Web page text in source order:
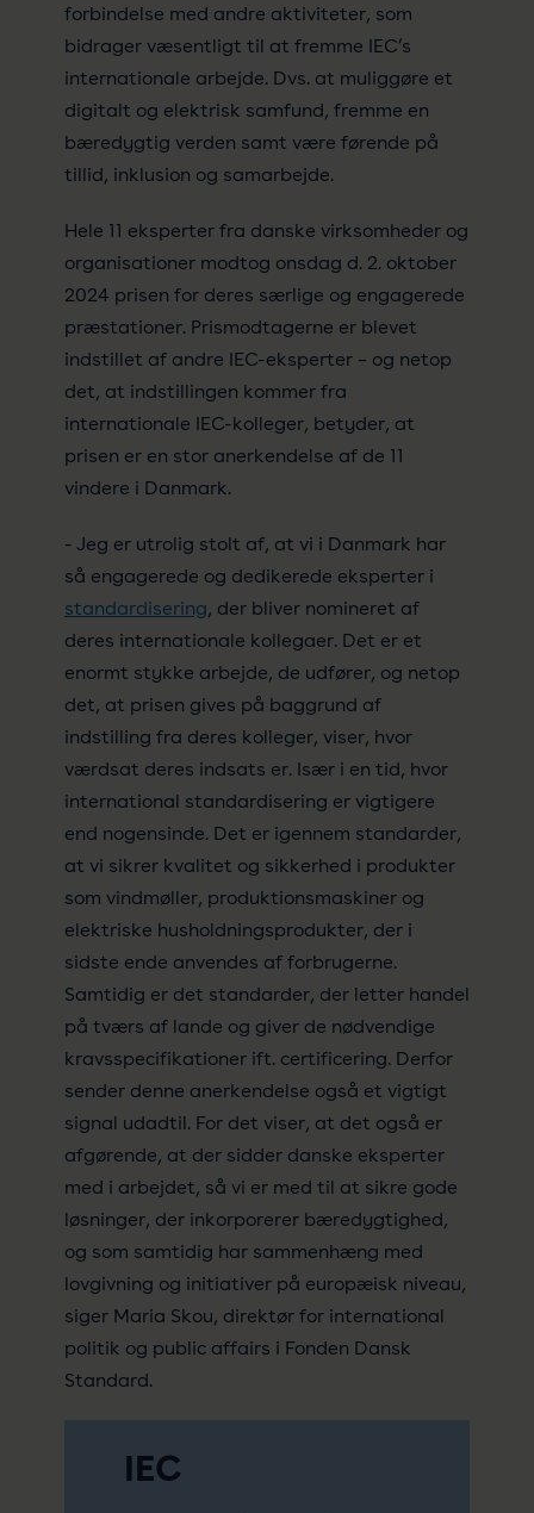
forbindelse med andre aktiviteter, som
bidrager væsentligt til at fremme IEC’s
internationale arbejde. Dvs. at muliggøre et
digitalt og elektrisk samfund, fremme en
bæredygtig verden samt være førende på
tillid, inklusion og samarbejde.
Hele 11 eksperter fra danske virksomheder og
organisationer modtog onsdag d. 2. oktober
2024 prisen for deres særlige og engagerede
præstationer. Prismodtagerne er blevet
indstillet af andre IEC-eksperter – og netop
det, at indstillingen kommer fra
internationale IEC-kolleger, betyder, at
prisen er en stor anerkendelse af de 11
vindere i Danmark.
- Jeg er utrolig stolt af, at vi i Danmark har
så engagerede og dedikerede eksperter i
standardisering, der bliver nomineret af
deres internationale kollegaer. Det er et
enormt stykke arbejde, de udfører, og netop
det, at prisen gives på baggrund af
indstilling fra deres kolleger, viser, hvor
værdsat deres indsats er. Især i en tid, hvor
international standardisering er vigtigere
end nogensinde. Det er igennem standarder,
at vi sikrer kvalitet og sikkerhed i produkter
som vindmøller, produktionsmaskiner og
elektriske husholdningsprodukter, der i
sidste ende anvendes af forbrugerne.
Samtidig er det standarder, der letter handel
på tværs af lande og giver de nødvendige
kravsspecifikationer ift. certificering. Derfor
sender denne anerkendelse også et vigtigt
signal udadtil. For det viser, at det også er
afgørende, at der sidder danske eksperter
med i arbejdet, så vi er med til at sikre gode
løsninger, der inkorporerer bæredygtighed,
og som samtidig har sammenhæng med
lovgivning og initiativer på europæisk niveau,
siger Maria Skou, direktør for international
politik og public affairs i Fonden Dansk
Standard.
IEC